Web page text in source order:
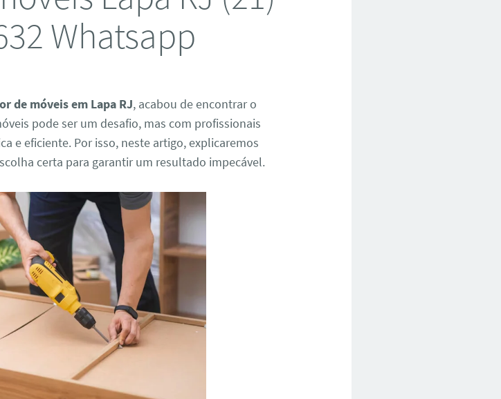
Whatsapp
de móveis em Lapa RJ, acabou de encontrar o
pode ser um desafio, mas com profissionais
e eficiente. Por isso, neste artigo, explicaremos
certa para garantir um resultado impecável.